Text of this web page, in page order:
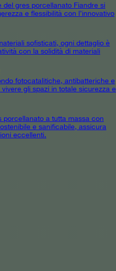
gres porcellanato Fiandre si
e flessibilità con l’innovativo
sofisticati, ogni dettaglio è
con la solidità di materiali
fotocatalitiche, antibatteriche e
gli spazi in totale sicurezza e
porcellanato a tutta massa con
e sanificabile, assicura
eccellenti.